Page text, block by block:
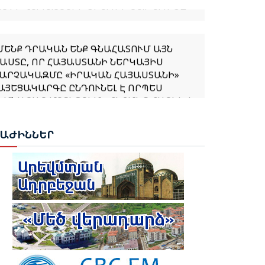
ՈՐ ՀԱՅԱՍՏԱՆԻ ՆԵՐԿԱՅԻՍ
«ԻՐԱԿԱՆ ՀԱՅԱՍՏԱՆԻ»
ԸՆԴՈՒՆԵԼ Է ՈՐՊԵՍ
ՄՈՏԵՑՈՒՄ». ՀԻՔՄԵԹ ՀԱՋԻԵՎ
ՌՈՒԲԻՆՅԱՆԸ ԸՆՏՐՎԵՑ ԱԺ
ՎԱՀԱԳՆ ԽԱՉԱՏՈՒՐՅԱՆԸ
ՆԻԿՈԼ ՓԱՇԻՆՅԱՆԻՆ
ՆՇԱՆԱԿԵԼՈՒ ՄԱՍԻՆ
ԻՆՆԵՐ